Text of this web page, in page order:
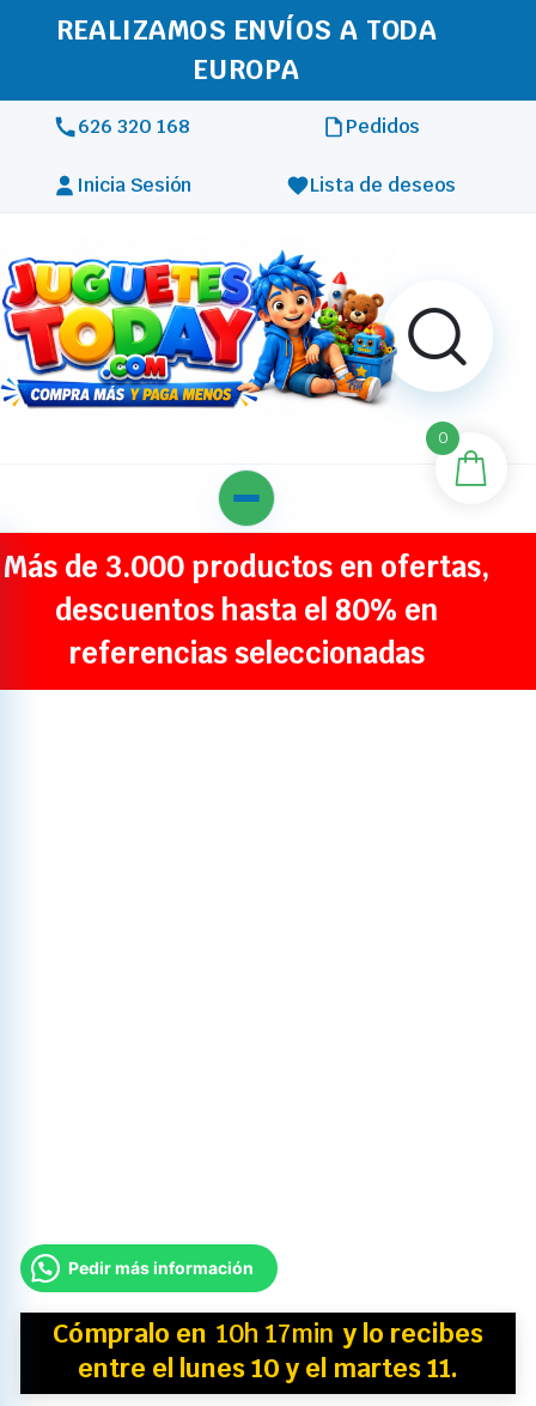
REALIZAMOS ENVÍOS A TODA
EUROPA
626 320 168 Pedidos
Inicia Sesión Lista de deseos
Más de 3.000 productos en ofertas,
descuentos hasta el 80% en
referencias seleccionadas
Pedir más información
Cómpralo en 10h 17min y lo recibes
entre el lunes 10 y el martes 11.
0